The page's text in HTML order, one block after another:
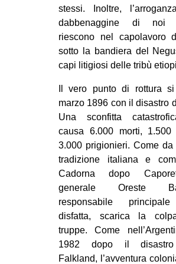
stessi. Inoltre,
dabbenaggine di noi
riescono nel capolavoro
sotto la bandiera del
capi litigiosi delle tribù
Il vero punto di rottura
marzo 1896 con il disastro
Una sconfitta
causa 6.000 morti,
3.000 prigionieri. Come da
tradizione italiana e
Cadorna dopo
generale Oreste
responsabile
disfatta, scarica la
truppe. Come
1982 dopo il
Falkland, l’avventura